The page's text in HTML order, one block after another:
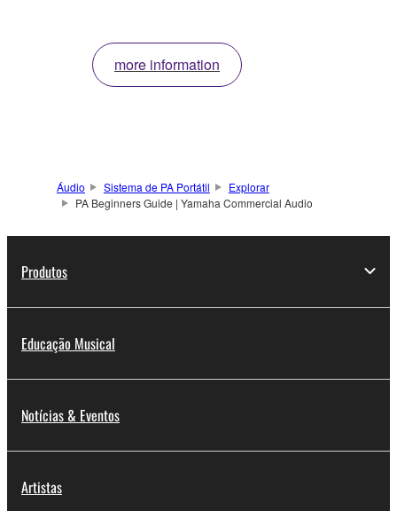
more information
Áudio Sistema de PA Portátil
Explorar
PA Beginners Guide | Yamaha Commercial Audio
Produtos
Educação Musical
Notícias & Eventos
Artistas